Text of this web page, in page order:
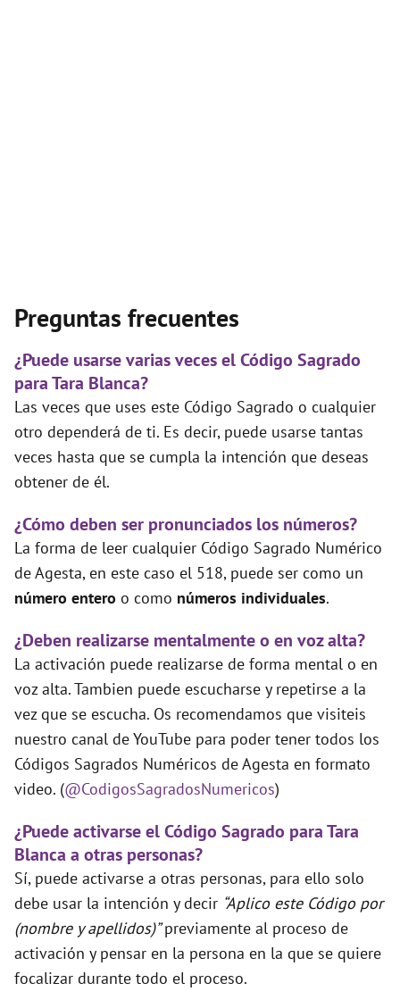
Preguntas frecuentes
¿Puede usarse varias veces el Código Sagrado
para Tara Blanca?
Las veces que uses este Código Sagrado o cualquier
otro dependerá de ti. Es decir, puede usarse tantas
veces hasta que se cumpla la intención que deseas
obtener de él.
¿Cómo deben ser pronunciados los números?
La forma de leer cualquier Código Sagrado Numérico
de Agesta, en este caso el 518, puede ser como un
número entero o como números individuales.
¿Deben realizarse mentalmente o en voz alta?
La activación puede realizarse de forma mental o en
voz alta. Tambien puede escucharse y repetirse a la
vez que se escucha. Os recomendamos que visiteis
nuestro canal de YouTube para poder tener todos los
Códigos Sagrados Numéricos de Agesta en formato
video. (@CodigosSagradosNumericos)
¿Puede activarse el Código Sagrado para Tara
Blanca a otras personas?
Sí, puede activarse a otras personas, para ello solo
debe usar la intención y decir “Aplico este Código por
(nombre y apellidos)”previamente al proceso de
activación y pensar en la persona en la que se quiere
focalizar durante todo el proceso.